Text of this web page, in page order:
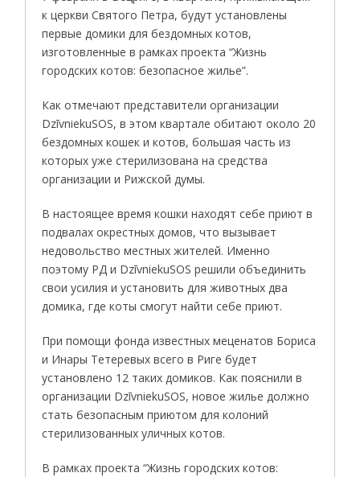
к церкви Святого Петра, будут установлены
первые домики для бездомных котов,
изготовленные в рамках проекта “Жизнь
городских котов: безопасное жилье”.
Как отмечают представители организации
DzīvniekuSOS, в этом квартале обитают около 20
бездомных кошек и котов, большая часть из
которых уже стерилизована на средства
организации и Рижской думы.
В настоящее время кошки находят себе приют в
подвалах окрестных домов, что вызывает
недовольство местных жителей. Именно
поэтому РД и DzīvniekuSOS решили объединить
свои усилия и установить для животных два
домика, где коты смогут найти себе приют.
При помощи фонда известных меценатов Бориса
и Инары Тетеревых всего в Риге будет
установлено 12 таких домиков. Как пояснили в
организации DzīvniekuSOS, новое жилье должно
стать безопасным приютом для колоний
стeрилизованных уличных котов.
В рамках проекта “Жизнь городских котов: